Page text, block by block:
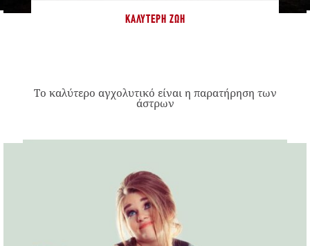
ΚΑΛΎΤΕΡΗ ΖΩΉ
Το καλύτερο αγχολυτικό είναι η παρατήρηση των
άστρων